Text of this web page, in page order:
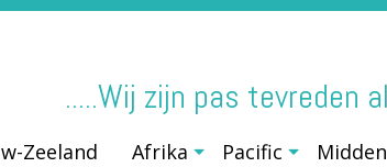
.....Wij zijn pas tevreden
Zeeland Afrika Pacific